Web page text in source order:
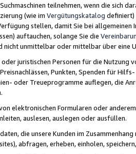
teilnehmen, wenn die sich
(wie im Vergütungskatalog definiert)
stellen, damit Sie bei
auftauchen, solange Sie die
nicht unmittelbar oder mittelbar über eine
juristischen Personen für die Nutzung
Punkten, Spenden für
oder Treueprogramme auflegen, die
elektronischen Formularen oder
auslesen, auslegen oder ausfüllen.
die unsere Kunden im
abfragen, erheben, einholen,